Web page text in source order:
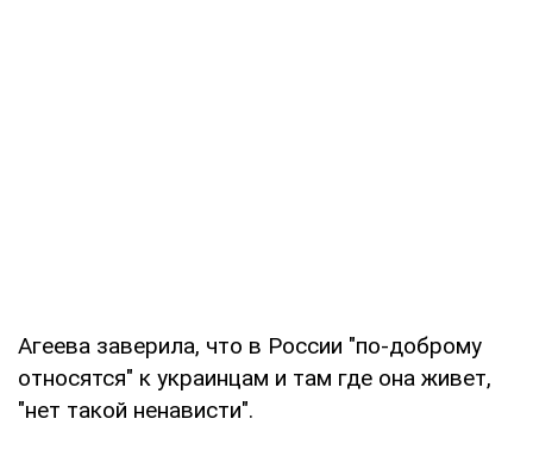
Агеева заверила, что в России "по-доброму
относятся" к украинцам и там где она живет,
"нет такой ненависти".